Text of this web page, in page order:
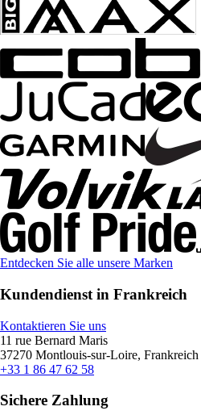
Entdecken Sie alle unsere Marken
Kundendienst in Frankreich
Kontaktieren Sie uns
11 rue Bernard Maris
37270 Montlouis-sur-Loire, Frankreich
+33 1 86 47 62 58
Sichere Zahlung